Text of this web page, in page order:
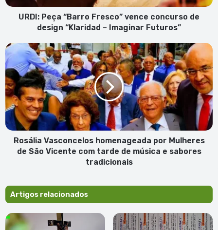
“Klaridad
URDI: Peça “Barro Fresco” vence concurso de
design “Klaridad – Imaginar Futuros”
Rosália
Vasconcelos
homenageada
por
Mulheres
de
São
Vicente
com
tarde
tradicionais
Rosália Vasconcelos homenageada por Mulheres
de São Vicente com tarde de música e sabores
tradicionais
Artigos relacionados